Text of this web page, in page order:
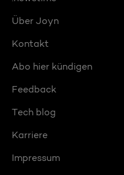
Über Joyn
Kontakt
Abo hier kündigen
Feedback
Tech blog
Karriere
Impressum